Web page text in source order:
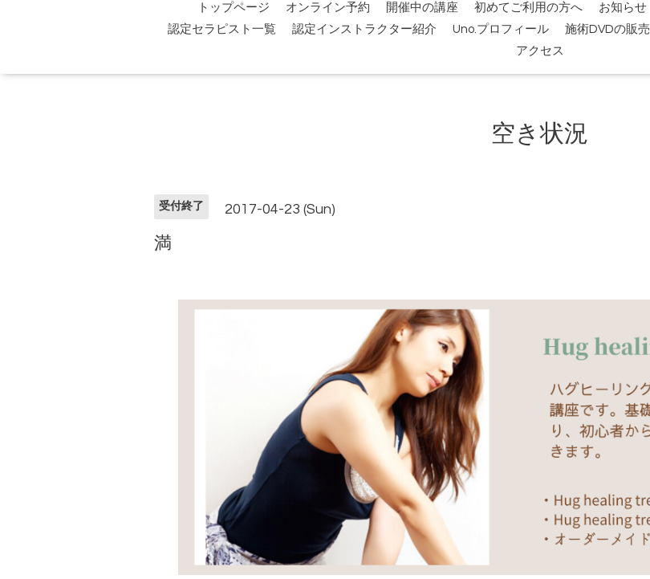
トップページ オンライン予約 開催中の講座 初めてご利用の方へ お知らせ
認定セラピスト一覧
認定インストラクター紹介 Uno.プロフィール 施術DVDの販売
アクセス
空き状況
受付終了 2017-04-23 (Sun)
満